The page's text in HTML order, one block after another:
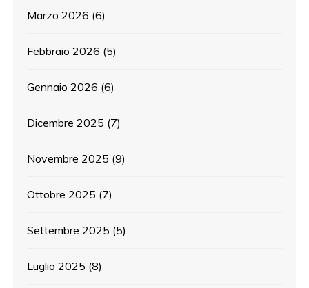
Marzo 2026 (6)
Febbraio 2026 (5)
Gennaio 2026 (6)
Dicembre 2025 (7)
Novembre 2025 (9)
Ottobre 2025 (7)
Settembre 2025 (5)
Luglio 2025 (8)